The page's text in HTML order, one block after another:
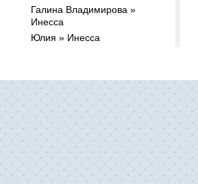
Галина Владимирова »
Инесса
Юлия » Инесса